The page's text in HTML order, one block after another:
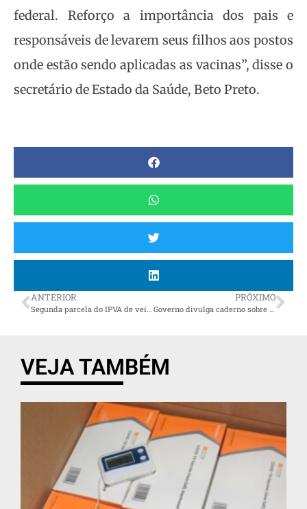
federal. Reforço a importância dos pais e
responsáveis de levarem seus filhos aos postos
onde estão sendo aplicadas as vacinas”, disse o
secretário de Estado da Saúde, Beto Preto.
ANTERIOR
Segunda parcela do IPVA de veículos com placas de final 7 e 8 vence nesta terça
PRÓXIMO
Governo divulga caderno sobre distribuição de recursos do Programa Trator Solidário
VEJA TAMBÉM